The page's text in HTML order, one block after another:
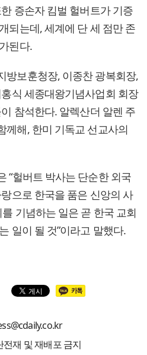
증손자 킴벌 헐버트가 기증
되는데, 세계에 단 세 점만 존
된다.
방보훈청장, 이종찬 광복회장,
식 세종대왕기념사업회 회장
참석한다. 알렉산더 알렌 주
께해, 한미 기독교 선교사의
“헐버트 박사는 단순한 외국
으로 한국을 품은 신앙의 사
를 기념하는 일은 곧 한국 교회
일이 될 것”이라고 말했다.
재 및 재배포 금지